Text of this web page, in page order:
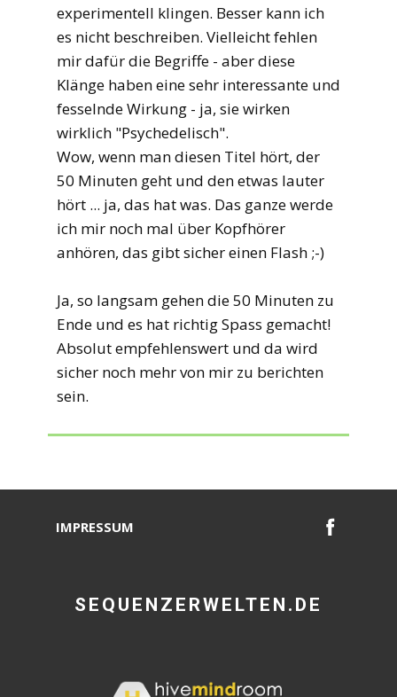
experimentell klingen. Besser kann ich
es nicht beschreiben. Vielleicht fehlen
mir dafür die Begriffe - aber diese
Klänge haben eine sehr interessante und
fesselnde Wirkung - ja, sie wirken
wirklich "Psychedelisch".
Wow, wenn man diesen Titel hört, der
50 Minuten geht und den etwas lauter
hört ... ja, das hat was. Das ganze werde
ich mir noch mal über Kopfhörer
anhören, das gibt sicher einen Flash ;-)
Ja, so langsam gehen die 50 Minuten zu
Ende und es hat richtig Spass gemacht!
Absolut empfehlenswert und da wird
sicher noch mehr von mir zu berichten
sein.
IMPRESSUM
SEQUENZERWELTEN.DE